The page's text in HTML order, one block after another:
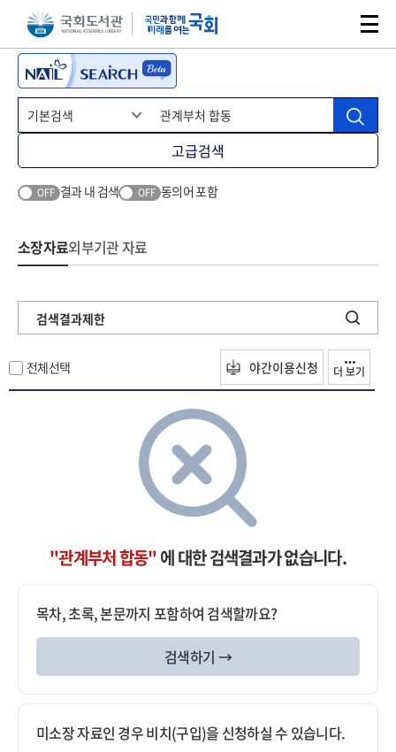
본문 바로가기주메뉴 바로가기
고급검색
OFF 결과 내 검색 OFF 동의어 포함
소장자료외부기관 자료
검색결과제한
전체선택 야간이용신청 더 보기
"관계부처 합동"에 대한 검색결과가 없습니다.
목차, 초록, 본문까지 포함하여 검색할까요?
검색하기 →
미소장 자료인 경우 비치(구입)을 신청하실 수 있습니다.